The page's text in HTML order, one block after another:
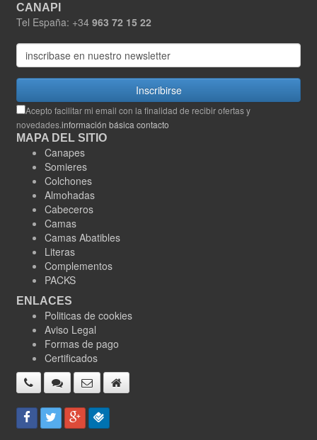
CANAPI
Tel España: +34 963 72 15 22
Inscribirse
Acepto facilitar mi email con la finalidad de recibir ofertas y
novedades.información básica contacto
MAPA DEL SITIO
Canapes
Somieres
Colchones
Almohadas
Cabeceros
Camas
Camas Abatibles
Literas
Complementos
PACKS
ENLACES
Politicas de cookies
Aviso Legal
Formas de pago
Certificados